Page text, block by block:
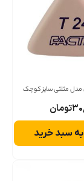
سایز کوچک
تومان
سبد خرید